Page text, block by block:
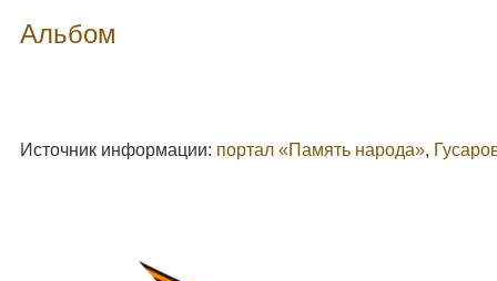
Альбом
Источник информации: портал «Память народа»,